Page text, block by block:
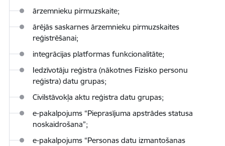
ārzemnieku pirmuzskaite;
ārējās saskarnes ārzemnieku pirmuzskaites
reģistrēšanai;
integrācijas platformas funkcionalitāte;
Iedzīvotāju reģistra (nākotnes Fizisko personu
reģistra) datu grupas;
Civilstāvokļa aktu reģistra datu grupas;
e-pakalpojums “Pieprasījuma apstrādes statusa
noskaidrošana”;
e-pakalpojums “Personas datu izmantošanas